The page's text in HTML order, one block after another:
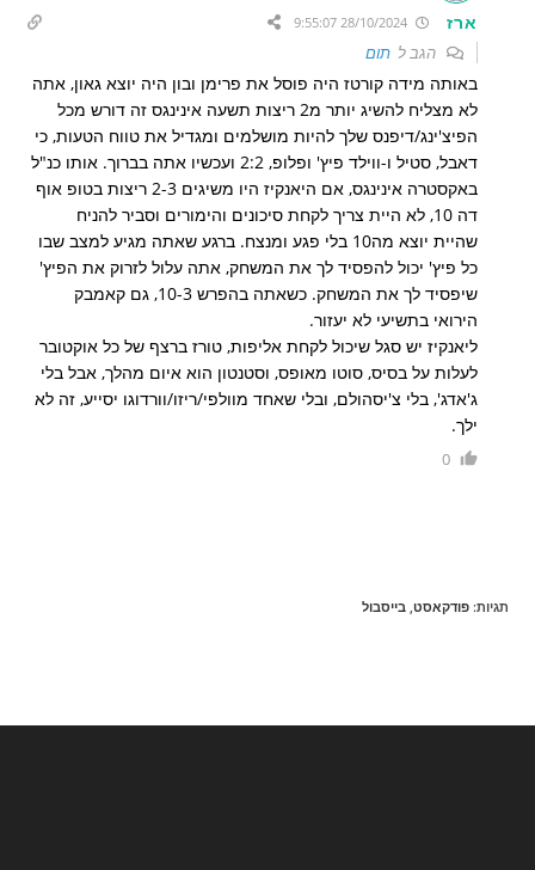
ארז
הגב לתום
באותה מידה קורטז היה פוסל את פרימן ובון היה יוצא גאון, אתה
לא מצליח להשיג יותר מ2 ריצות תשעה אינינגס זה דורש מכל
הפיצ'ינג/דיפנס שלך להיות מושלמים ומגדיל את טווח הטעות, כי
דאבל, סטיל ו-ווילד פיץ' ופלופ, 2:2 ועכשיו אתה בברוך. אותו כנ"ל
באקסטרה אינינגס, אם היאנקיז היו משיגים 2-3 ריצות בטופ אוף
דה 10, לא היית צריך לקחת סיכונים והימורים וסביר להניח
שהיית יוצא מה10 בלי פגע ומנצח. ברגע שאתה מגיע למצב שבו
כל פיץ' יכול להפסיד לך את המשחק, אתה עלול לזרוק את הפיץ'
שיפסיד לך את המשחק. כשאתה בהפרש 10-3, גם קאמבק
הירואי בתשיעי לא יעזור.
ליאנקיז יש סגל שיכול לקחת אליפות, טורז ברצף של כל אוקטובר
לעלות על בסיס, סוטו מאופס, וסטנטון הוא איום מהלך, אבל בלי
ג'אדג', בלי צ'יסהולם, ובלי שאחד מוולפי/ריזו/וורדוגו יסייע, זה לא
ילך.
0
תגיות:פודקאסט בייסבול